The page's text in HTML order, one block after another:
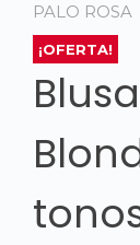
PALO ROSA
¡OFERTA!